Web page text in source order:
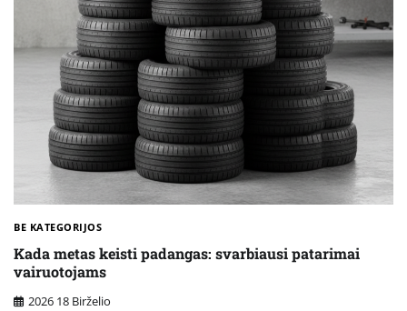
BE KATEGORIJOS
Kada metas keisti padangas: svarbiausi patarimai
vairuotojams
2026 18 Birželio